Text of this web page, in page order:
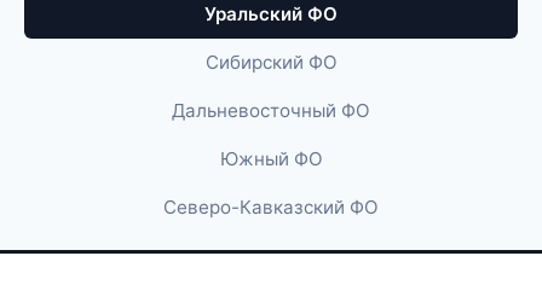
Уральский ФО
Сибирский ФО
Дальневосточный ФО
Южный ФО
Северо-Кавказский ФО